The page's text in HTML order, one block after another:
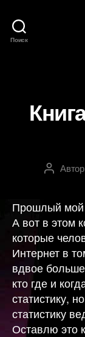
Поиск
Автор
Прошлый мой
А вот в этом
которые
Интернет в
вдвое
кто где и
статистику,
статистику
Оставлю это